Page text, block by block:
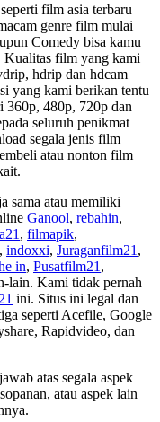
film asia terbaru
genre film mulai
Comedy bisa kamu
Kualitas film yang kami
hdrip dan hdcam
yang kami berikan tentu
360p, 480p, 720p dan
seluruh penikmat
segala jenis film
atau nonton film
sama atau memiliki
Ganool, rebahin,
, filmapik,
, indoxxi, Juraganfilm21 ,
in, Pusatfilm21 ,
lain. Kami tidak pernah
ini. Situs ini legal dan
seperti Acefile, Google
Rapidvideo, dan
atas segala aspek
atau aspek lain